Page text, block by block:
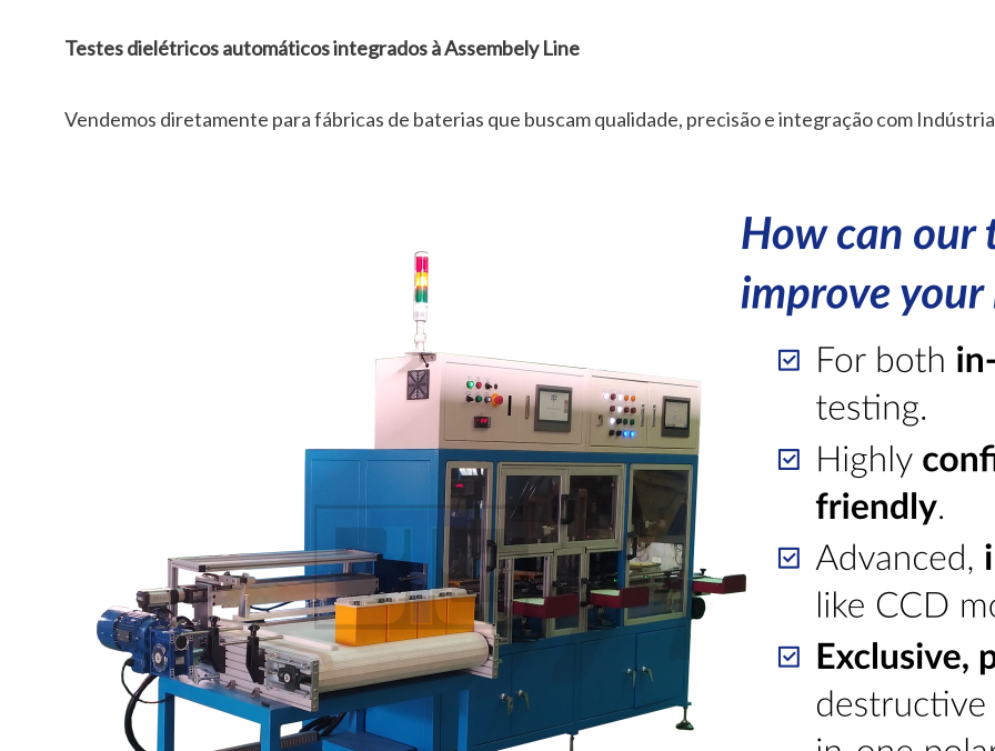
Testes dielétricos automáticos integrados à Assembely Line
Vendemos diretamente para fábricas de baterias que buscam qualidade, precisão e integração com